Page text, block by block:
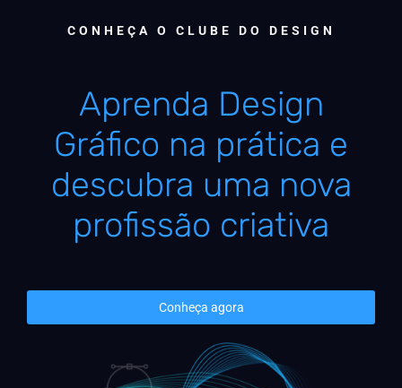
CONHEÇA O CLUBE DO DESIGN
Aprenda Design
Gráfico na prática e
descubra uma nova
profissão criativa
Conheça agora